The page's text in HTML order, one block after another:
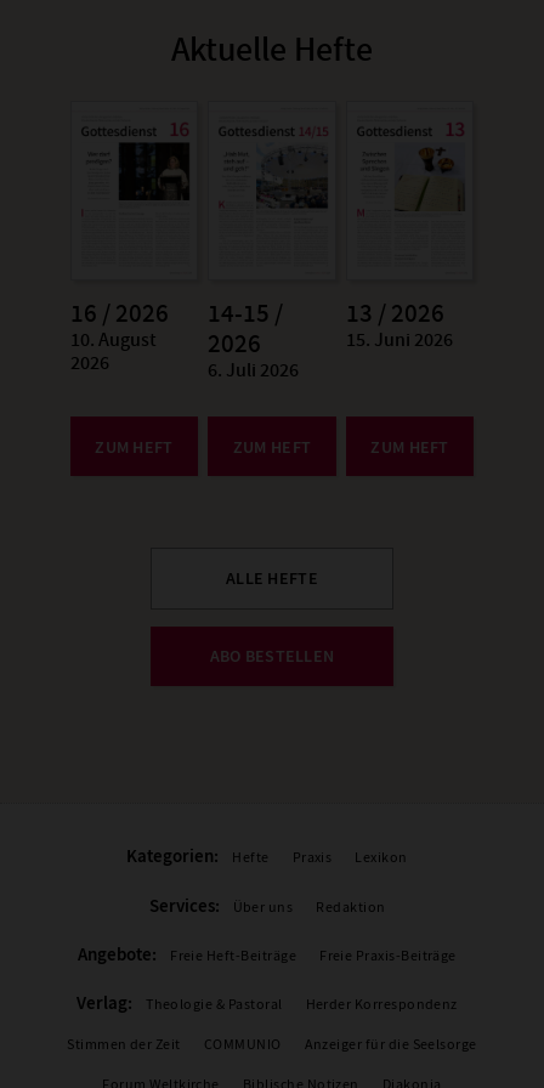
Aktuelle Hefte
16 / 2026
:
10. August
2026
ZUM HEFT
14-15 /
2026
:
6. Juli 2026
ZUM HEFT
13 / 2026
:
15. Juni 2026
ZUM HEFT
ALLE HEFTE
ABO BESTELLEN
Kategorien: Hefte Praxis Lexikon
Services: Über uns Redaktion
Angebote: Freie Heft-Beiträge Freie Praxis-Beiträge
Verlag: Theologie & Pastoral Herder Korrespondenz
Stimmen der Zeit COMMUNIO Anzeiger für die Seelsorge